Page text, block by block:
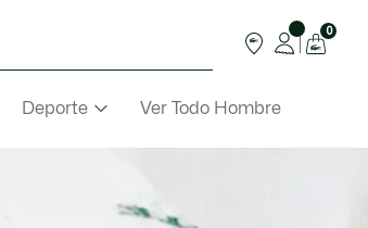
0
Deporte Ver Todo Hombre